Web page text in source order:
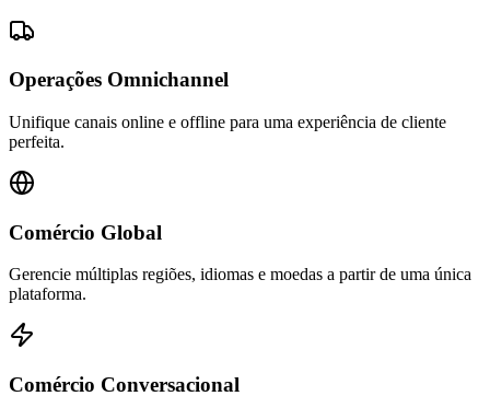
Operações Omnichannel
Unifique canais online e offline para uma experiência de cliente
perfeita.
Comércio Global
Gerencie múltiplas regiões, idiomas e moedas a partir de uma única
plataforma.
Comércio Conversacional